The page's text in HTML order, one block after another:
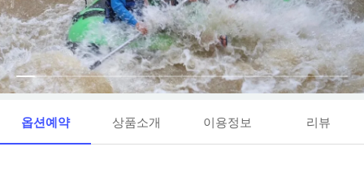
옵션예약 상품소개 이용정보 리뷰